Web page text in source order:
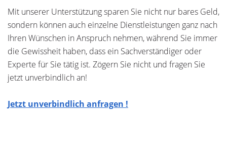
Mit unserer Unterstützung sparen Sie nicht nur bares Geld,
sondern können auch einzelne Dienstleistungen ganz nach
Ihren Wünschen in Anspruch nehmen, während Sie immer
die Gewissheit haben, dass ein Sachverständiger oder
Experte für Sie tätig ist. Zögern Sie nicht und fragen Sie
jetzt unverbindlich an!
Jetzt unverbindlich anfragen !